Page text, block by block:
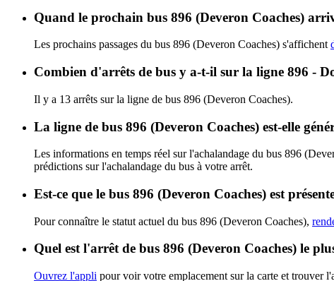
Quand le prochain bus 896 (Deveron Coaches)
Les prochains passages du bus 896 (Deveron Coaches) s'affichent
Combien d'arrêts de bus y a-t-il sur la ligne 896 -
Il y a 13 arrêts sur la ligne de bus 896 (Deveron Coaches).
La ligne de bus 896 (Deveron Coaches) est-elle
Les informations en temps réel sur l'achalandage du bus 896
prédictions sur l'achalandage du bus à votre arrêt.
Est-ce que le bus 896 (Deveron Coaches) est
Pour connaître le statut actuel du bus 896 (Deveron Coaches),
Quel est l'arrêt de bus 896 (Deveron Coaches) le
Ouvrez l'appli pour voir votre emplacement sur la carte et trouver